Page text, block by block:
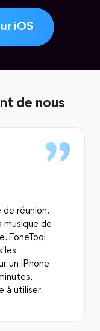
iOS
de nous
réunion,
musique de
FoneTool
les
un iPhone
à utiliser.